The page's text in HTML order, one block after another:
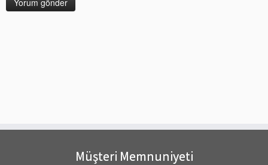
Müşteri Memnuniyeti